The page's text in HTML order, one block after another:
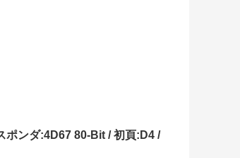
ポンダ:4D67 80-Bit / 初頁:D4 /